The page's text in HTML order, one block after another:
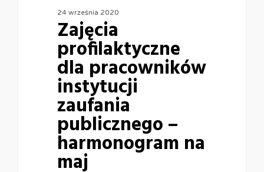
24 września 2020
Zajęcia
profilaktyczne
dla pracowników
instytucji
zaufania
publicznego –
harmonogram na
maj